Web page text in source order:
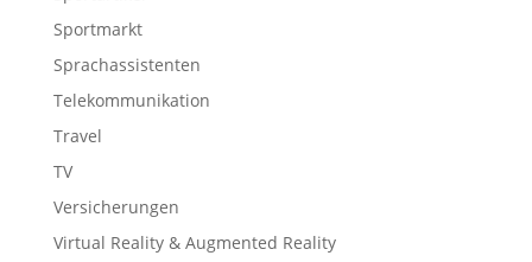
Sportmarkt
Sprachassistenten
Telekommunikation
Travel
TV
Versicherungen
Virtual Reality & Augmented Reality